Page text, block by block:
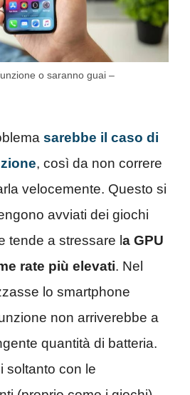
o saranno guai –
sarebbe il caso di
, così da non correre
velocemente. Questo si
avviati dei giochi
tende a stressare l a GPU
rate più elevati. Nel
lo smartphone
non arriverebbe a
quantità di batteria.
soltanto con le